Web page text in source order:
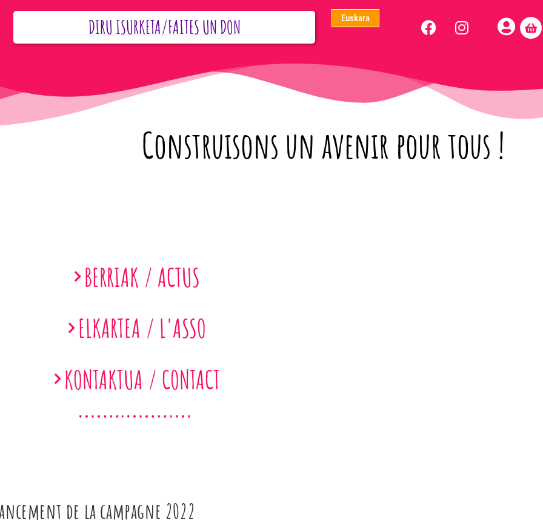
DIRU ISURKETA/FAITES UN DON Euskara
Construisons un avenir pour tous !
BERRIAK / ACTUS
ELKARTEA / L'ASSO
KONTAKTUA / CONTACT
de la campagne 2022